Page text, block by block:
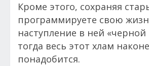
Кроме этого, сохраняя
программируете свою
наступление в ней
тогда весь этот хлам
понадобится.